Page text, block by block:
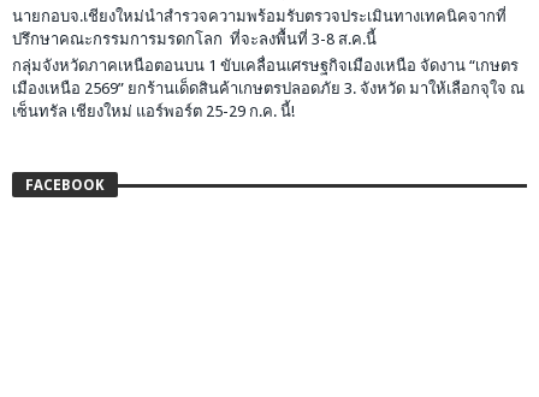
นายกอบจ.เชียงใหม่นำสำรวจความพร้อมรับตรวจประเมินทางเทคนิคจากที่
ปรึกษาคณะกรรมการมรดกโลก ที่จะลงพื้นที่ 3-8 ส.ค.นี้
กลุ่มจังหวัดภาคเหนือตอนบน 1 ขับเคลื่อนเศรษฐกิจเมืองเหนือ จัดงาน “เกษตร
เมืองเหนือ 2569” ยกร้านเด็ดสินค้าเกษตรปลอดภัย 3. จังหวัด มาให้เลือกจุใจ ณ
เซ็นทรัล เชียงใหม่ แอร์พอร์ต 25-29 ก.ค. นี้!
FACEBOOK